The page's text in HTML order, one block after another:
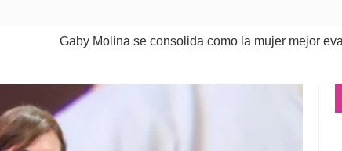
Gaby Molina se consolida como la mujer mejor evaluada de